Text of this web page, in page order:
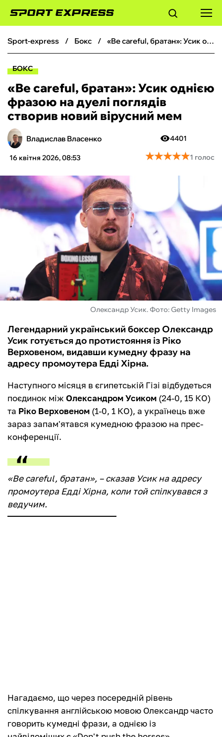
ФУТБОЛ
БОКС
ХОКЕЙ
ТЕНІС
КІБЕРСПОРТ
ЧС-2026
ІНШІ
БУКМЕКЕРИ
sport-express бокс «Be careful, братан»: Усик однією фразою на дуелі поглядів створив новий вірусний мем
БОКС
«Be careful, братан»: Усик однією
фразою на дуелі поглядів
створив новий вірусний мем
Владислав Власенко
16 квітня 2026, 08:53
4401
★★★★★
★★★★★1 голос
Олександр Усик. Фото: Getty Images
Легендарний український боксер Олександр
Усик готується до протистояння із Ріко
Верховеном, видавши кумедну фразу на
адресу промоутера Едді Хірна.
Наступного місяця в єгипетській Гізі відбудеться
поєдинок між Олександром Усиком (24-0, 15 КО)
та Ріко Верховеном (1-0, 1 КО), а українець вже
зараз запам'ятався кумедною фразою на прес-
конференції.
«Be careful, братан», – сказав Усик на адресу
промоутера Едді Хірна, коли той спілкувався з
ведучим.
Нагадаємо, що через посередній рівень
спілкування англійською мовою Олександр часто
говорить кумедні фрази, а однією із